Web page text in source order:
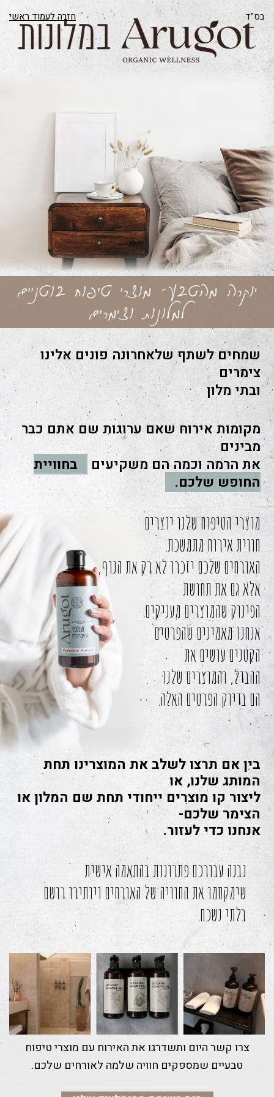
חזרה לעמוד ראשי בס"ד
שמחים לשתף שלאחרונה פונים אלינו
צימרים
ובתי מלון
מקומות אירוח שאם ערוגות שם אתם כבר
מבינים
את הרמה וכמה הם משקיעים
בחוויית
החופש שלכם.
מוצרי הטיפוח שלנו יוצרים
חווית אירוח מתמשכת.
האורחים שלכם יזכרו לא רק את הנוף,
אלא גם את תחושת
הפינוק שהמוצרים מעניקים.
אנחנו מאמינים שהפרטים
הקטנים עושים את
ההבדל, והמוצרים שלנו
הם בדיוק הפרטים האלה.
בין אם תרצו לשלב את המוצרינו תחת
המותג שלנו, או
ליצור קו מוצרים ייחודי תחת שם המלון או
הצימר שלכם-
אנחנו כדי לעזור.
נבנה עבורכם פתרונות בהתאמה אישית
שימקסמו את החוויה של האורחים ויותירו רושם
בלתי נשכח.
צרו קשר היום ותשדרגו את האירוח עם מוצרי טיפוח
טבעיים שמספקים חוויה שלמה לאורחים שלכם.